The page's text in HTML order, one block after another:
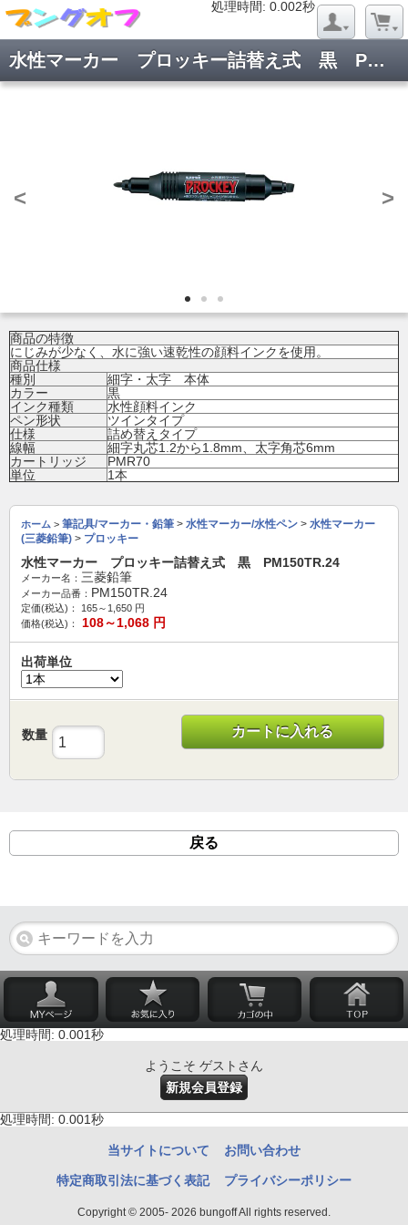
処理時間: 0.002秒
水性マーカー プロッキー詰替え式 黒 PM150TR.24
< >
商品の特徴
にじみが少なく、水に強い速乾性の顔料インクを使用。
商品仕様
種別
細字・太字 本体
カラー
黒
インク種類
水性顔料インク
ペン形状
ツインタイプ
仕様
詰め替えタイプ
線幅
細字丸芯1.2から1.8mm、太字角芯6mm
カートリッジ
PMR70
単位
1本
ホーム > 筆記具/マーカー・鉛筆 > 水性マーカー/水性ペン > 水性マーカー
(三菱鉛筆) > プロッキー
水性マーカー プロッキー詰替え式 黒 PM150TR.24
メーカー名： 三菱鉛筆
メーカー品番： PM150TR.24
定価(税込)： 165～1,650 円
価格(税込)：
108～1,068 円
出荷単位
数量 カートに入れる
戻る
処理時間: 0.001秒
ようこそ ゲストさん
新規会員登録
処理時間: 0.001秒
当サイトについて お問い合わせ
特定商取引法に基づく表記 プライバシーポリシー
Copyright © 2005- 2026 bungoff All rights reserved.
処理時間: 0.019秒